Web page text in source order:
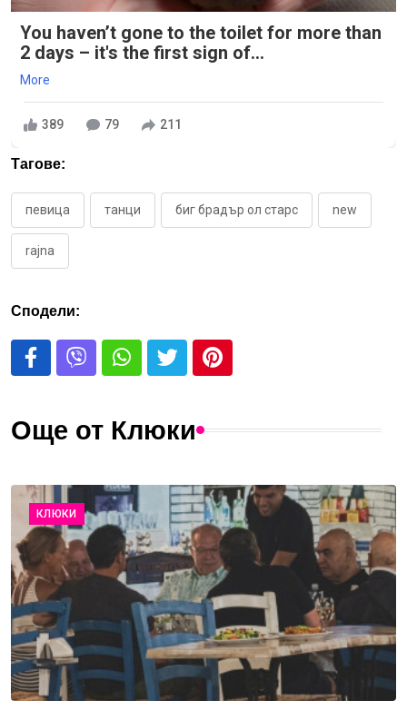
You haven’t gone to the toilet for more than
2 days – it's the first sign of...
More
389 79 211
Тагове:
певица танци биг брадър ол старс new
rajna
Сподели:
Още от Клюки
КЛЮКИ